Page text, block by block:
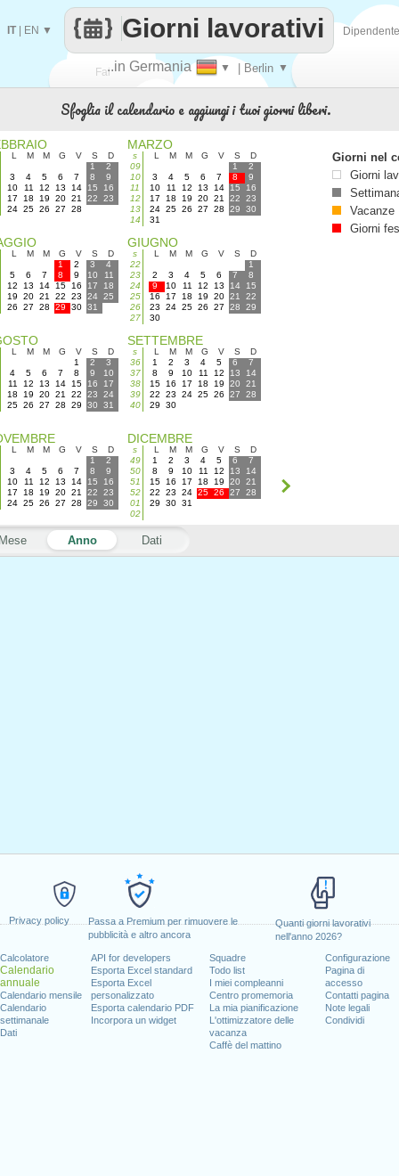
Privacy policy
Passa a Premium per rimuovere le
pubblicità e altro ancora
Quanti giorni lavorativi
nell'anno 2026?
Calcolatore
Calendario
annuale
Calendario mensile
Calendario
settimanale
Dati
API for developers
Esporta Excel standard
Esporta Excel
personalizzato
Esporta calendario PDF
Incorpora un widget
Squadre
Todo list
I miei compleanni
Centro promemoria
La mia pianificazione
L'ottimizzatore delle
vacanza
Caffè del mattino
Configurazione
Pagina di
accesso
Contatti pagina
Note legali
Condividi
Fai..in Germania ▼ | Berlin ▼
Giorni lavorativi
IT| EN ▼
Sfoglia il calendario e aggiungi i tuoi giorni liberi.
L M M G V S
D
1
2
3
4 5 6 7 8
9
10
11 12 13 14 15
16
17
18 19 20 21 22
23
24 25 26 27 28
MARZO
s L M M G V S
D
09
1
2
10
3 4 5 6 7 8
9
11
10 11 12 13 14 15
16
12
17 18 19 20 21 22
23
13
24 25 26 27 28 29
30
14
31
L M M G V S
D
1
2 3
4
5
6 7 8 9 10
11
12
13 14 15 16 17
18
19
20 21 22 23 24
25
26
27 28 29 30 31
GIUGNO
s L M M G V S
D
22
1
23
2 3 4 5 6 7
8
24
9 10 11 12 13 14
15
25
16 17 18 19 20 21
22
26
23 24 25 26 27 28
29
27
30
L M M G V S
D
1
2
3
4
5 6 7 8 9
10
11
12 13 14 15 16
17
18
19 20 21 22 23
24
25 26 27 28 29 30 31
SETTEMBRE
s L M M G V S
D
36
1 2 3 4 5 6
7
37
8 9 10 11 12 13
14
38
15 16 17 18 19 20
21
39
22 23 24 25 26 27
28
40
29 30
L M M G V S
D
1
2
3
4 5 6 7 8
9
10
11 12 13 14 15
16
17
18 19 20 21 22
23
24 25 26 27 28 29 30
DICEMBRE
s L M M G V S
D
49
1 2 3 4 5 6
7
50
8 9 10 11 12 13
14
51
15 16 17 18 19 20
21
52
22 23 24 25 26 27
28
01
29 30 31
02
Anno Dati
Giorni nel
Giorni
Vacanze
Giorni